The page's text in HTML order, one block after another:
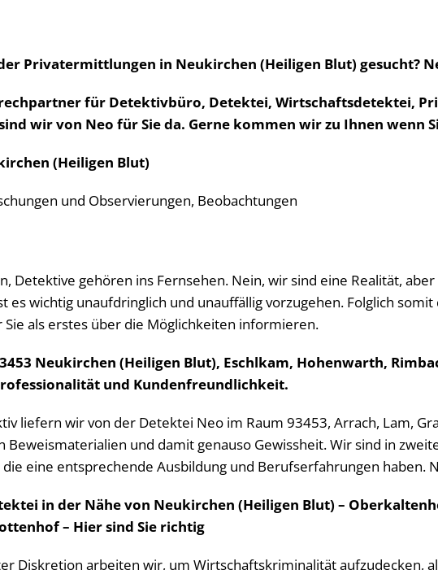
Privatermittlungen in Neukirchen (Heiligen Blut) gesucht?
für Detektivbüro, Detektei, Wirtschaftsdetektei,
wir von Neo für Sie da. Gerne kommen wir zu Ihnen wenn
(Heiligen Blut)
und Observierungen, Beobachtungen
Detektive gehören ins Fernsehen. Nein, wir sind eine Realität,
es wichtig unaufdringlich und unauffällig vorzugehen. Folglich
als erstes über die Möglichkeiten informieren.
Neukirchen (Heiligen Blut), Eschlkam, Hohenwarth,
und Kundenfreundlichkeit.
liefern wir von der Detektei Neo im Raum 93453, Arrach, Lam,
Beweismaterialien und damit genauso Gewissheit. Wir sind in
eine entsprechende Ausbildung und Berufserfahrungen haben.
in der Nähe von Neukirchen (Heiligen Blut) –
– Hier sind Sie richtig
Diskretion arbeiten wir, um Wirtschaftskriminalität aufzudecken,